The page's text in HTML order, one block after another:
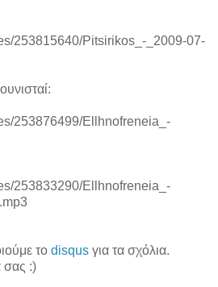
253815640/Pitsirikos_-_2009-07-
253876499/Ellhnofreneia_-
253833290/Ellhnofreneia_-
το disqus για τα σχόλια.
σας :)